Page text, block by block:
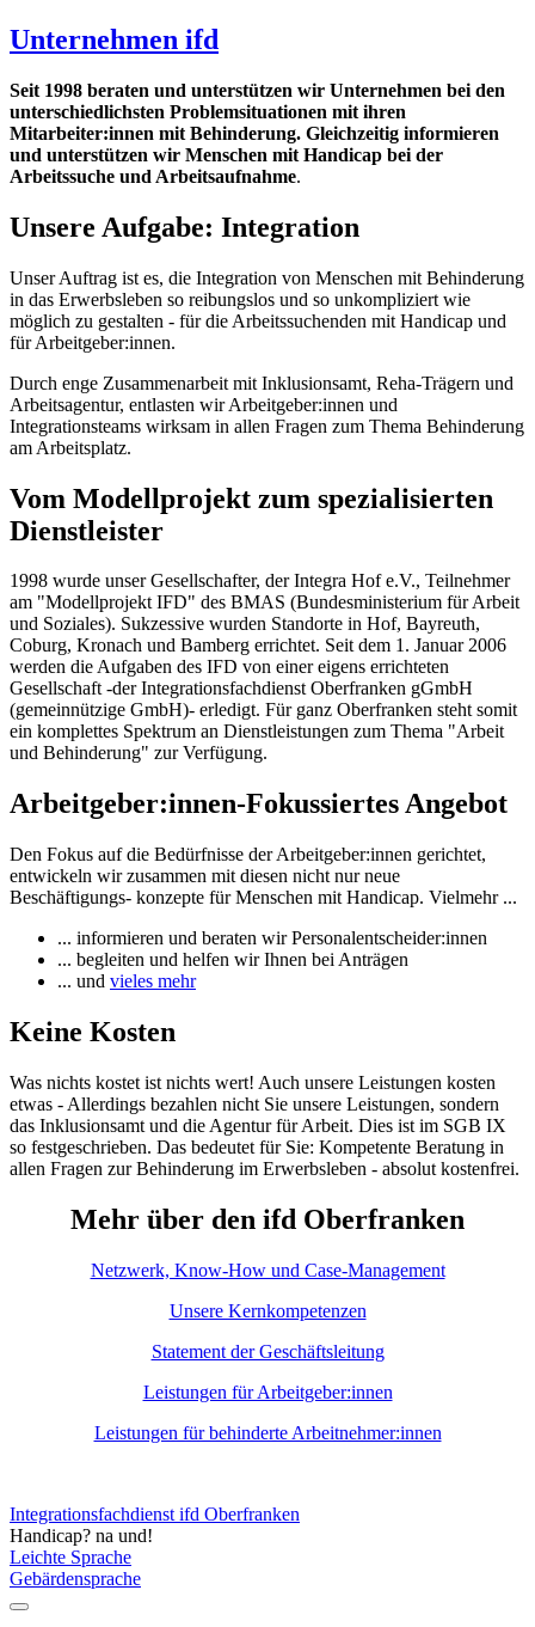
Unternehmen ifd
Seit 1998 beraten und unterstützen wir Unternehmen bei den
unterschiedlichsten Problemsituationen mit ihren
Mitarbeiter:innen mit Behinderung. Gleichzeitig informieren
und unterstützen wir Menschen mit Handicap bei der
Arbeitssuche und Arbeitsaufnahme.
Unsere Aufgabe: Integration
Unser Auftrag ist es, die Integration von Menschen mit Behinderung
in das Erwerbsleben so reibungslos und so unkompliziert wie
möglich zu gestalten - für die Arbeitssuchenden mit Handicap und
für Arbeitgeber:innen.
Durch enge Zusammenarbeit mit Inklusionsamt, Reha-Trägern und
Arbeitsagentur, entlasten wir Arbeitgeber:innen und
Integrationsteams wirksam in allen Fragen zum Thema Behinderung
am Arbeitsplatz.
Vom Modellprojekt zum spezialisierten
Dienstleister
1998 wurde unser Gesellschafter, der Integra Hof e.V., Teilnehmer
am "Modellprojekt IFD" des BMAS (Bundesministerium für Arbeit
und Soziales). Sukzessive wurden Standorte in Hof, Bayreuth,
Coburg, Kronach und Bamberg errichtet. Seit dem 1. Januar 2006
werden die Aufgaben des IFD von einer eigens errichteten
Gesellschaft -der Integrationsfachdienst Oberfranken gGmbH
(gemeinnützige GmbH)- erledigt. Für ganz Oberfranken steht somit
ein komplettes Spektrum an Dienstleistungen zum Thema "Arbeit
und Behinderung" zur Verfügung.
Arbeitgeber:innen-Fokussiertes Angebot
Den Fokus auf die Bedürfnisse der Arbeitgeber:innen gerichtet,
entwickeln wir zusammen mit diesen nicht nur neue
Beschäftigungs- konzepte für Menschen mit Handicap. Vielmehr ...
... informieren und beraten wir Personalentscheider:innen
... begleiten und helfen wir Ihnen bei Anträgen
... und vieles mehr
Keine Kosten
Was nichts kostet ist nichts wert! Auch unsere Leistungen kosten
etwas - Allerdings bezahlen nicht Sie unsere Leistungen, sondern
das Inklusionsamt und die Agentur für Arbeit. Dies ist im SGB IX
so festgeschrieben. Das bedeutet für Sie: Kompetente Beratung in
allen Fragen zur Behinderung im Erwerbsleben - absolut kostenfrei.
Mehr über den ifd Oberfranken
Netzwerk, Know-How und Case-Management
Unsere Kernkompetenzen
Statement der Geschäftsleitung
Leistungen für Arbeitgeber:innen
Leistungen für behinderte Arbeitnehmer:innen
Integrationsfachdienst ifd Oberfranken
Handicap? na und!
Leichte Sprache
Gebärdensprache